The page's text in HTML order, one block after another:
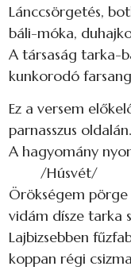
Lánccsörgetés,
báli-móka,
A társaság tarka-
kunkorodó
Ez a versem
parnasszus
A hagyomány
/Húsvét/
Örökségem pörge
vidám dísze tarka
Lajbizsebben
koppan régi